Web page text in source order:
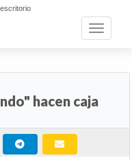
Toggle
hacen caja